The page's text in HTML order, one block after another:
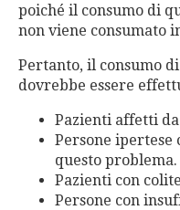
poiché il consumo di
non viene consumato
Pertanto, il consumo
dovrebbe essere
Pazienti affetti
Persone ipertese
questo problema.
Pazienti con
Persone con